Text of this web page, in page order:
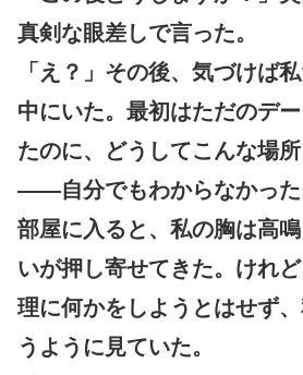
真剣な眼差しで言った。
「え？」その後、気づけば
中にいた。最初はただのデ
たのに、どうしてこんな場
――自分でもわからなかった
部屋に入ると、私の胸は高
いが押し寄せてきた。けれ
理に何かをしようとはせず
うように見ていた。